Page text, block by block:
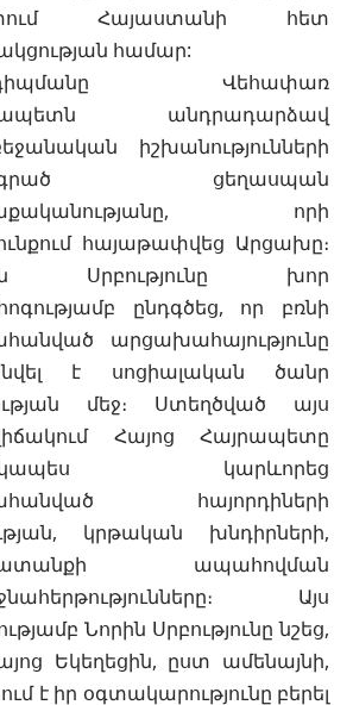
Հայաստանի հետ
համար:
Վեհափառ
անդրադարձավ
իշխանությունների
ցեղասպան
որի
հայաթափվեց Արցախը։
Սրբությունը խոր
ընդգծեց, որ բռնի
արցախահայությունը
է սոցիալական ծանր
մեջ։ Ստեղծված այս
Հայոց Հայրապետը
կարևորեց
հայորդիների
կրթական խնդիրների,
ապահովման
Այս
Նորին Սրբությունը նշեց,
Եկեղեցին, ըստ ամենայնի,
է իր օգտակարությունը բերել